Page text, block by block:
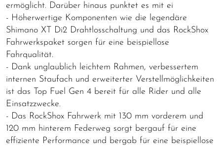
ermöglicht. Darüber hinaus punktet es mit ei
- Höherwertige Komponenten wie die legendäre
Shimano XT Di2 Drahtlosschaltung und das RockShox
Fahrwerkspaket sorgen für eine beispiellose
Fahrqualität.
- Dank unglaublich leichtem Rahmen, verbessertem
internen Staufach und erweiterter Verstellmöglichkeiten
ist das Top Fuel Gen 4 bereit für alle Rider und alle
Einsatzzwecke.
- Das RockShox Fahrwerk mit 130 mm vorderem und
120 mm hinterem Federweg sorgt bergauf für eine
effiziente Performance und bergab für eine beispiellose